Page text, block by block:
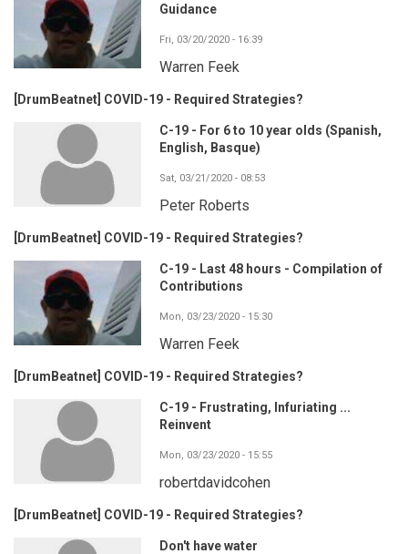
Guidance
Fri, 03/20/2020 - 16:39
Warren Feek
[DrumBeatnet] COVID-19 - Required Strategies?
C-19 - For 6 to 10 year olds (Spanish,
English, Basque)
Sat, 03/21/2020 - 08:53
Peter Roberts
[DrumBeatnet] COVID-19 - Required Strategies?
C-19 - Last 48 hours - Compilation of
Contributions
Mon, 03/23/2020 - 15:30
Warren Feek
[DrumBeatnet] COVID-19 - Required Strategies?
C-19 - Frustrating, Infuriating ...
Reinvent
Mon, 03/23/2020 - 15:55
robertdavidcohen
[DrumBeatnet] COVID-19 - Required Strategies?
Don't have water